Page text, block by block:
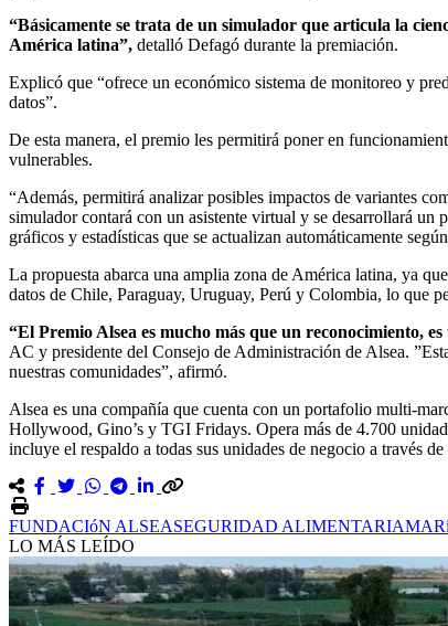
“Básicamente se trata de un simulador que articula la
América latina”, detalló Defagó durante la premiación.
Explicó que “ofrece un económico sistema de monitoreo y
datos”.
De esta manera, el premio les permitirá poner en
vulnerables.
“Además, permitirá analizar posibles impactos de variantes
simulador contará con un asistente virtual y se desarrollará
gráficos y estadísticas que se actualizan automáticamente
La propuesta abarca una amplia zona de América latina, ya
datos de Chile, Paraguay, Uruguay, Perú y Colombia, lo que
“El Premio Alsea es mucho más que un reconocimiento,
AC y presidente del Consejo de Administración de Alsea.
nuestras comunidades”, afirmó.
Alsea es una compañía que cuenta con un portafolio multi-
Hollywood, Gino’s y TGI Fridays. Opera más de 4.700
incluye el respaldo a todas sus unidades de negocio a través
FUNDACIóN ALSEASEGURIDAD ALIMENTARIA
LO MÁS LEÍDO